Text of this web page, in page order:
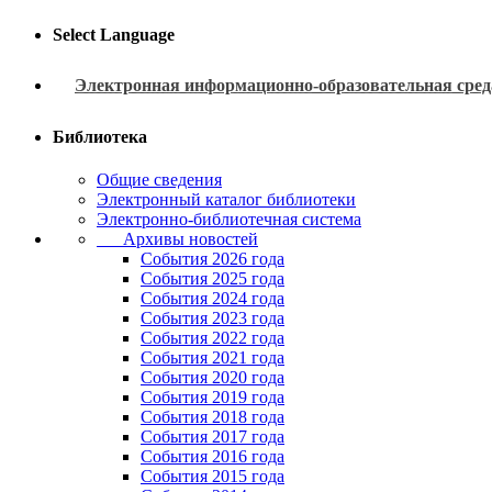
Select Language
Электронная информационно-образовательная
Библиотека
Общие сведения
Электронный каталог библиотеки
Электронно-библиотечная система
Архивы новостей
Cобытия 2026 года
События 2025 года
События 2024 года
События 2023 года
Cобытия 2022 года
Cобытия 2021 года
События 2020 года
События 2019 года
События 2018 года
События 2017 года
События 2016 года
События 2015 года